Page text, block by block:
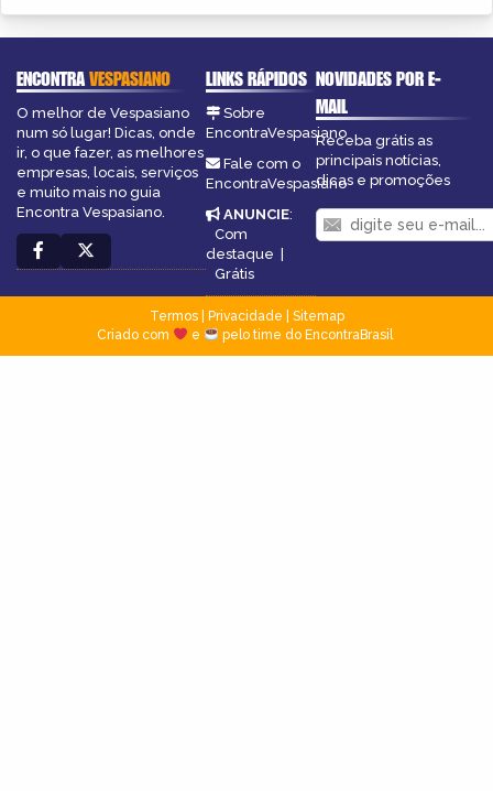
ENCONTRAVESPASIANO
O melhor de Vespasiano
num só lugar! Dicas, onde
ir, o que fazer, as melhores
empresas, locais, serviços
e muito mais no guia
Encontra Vespasiano.
LINKS RÁPIDOS
Sobre
EncontraVespasiano
Fale com o
EncontraVespasiano
ANUNCIE:
Com
destaque |
Grátis
NOVIDADES POR E-
MAIL
Receba grátis as
principais notícias,
dicas e promoções
Termos| Privacidade
Sitemap
Criado com
e pelo time do EncontraBrasil